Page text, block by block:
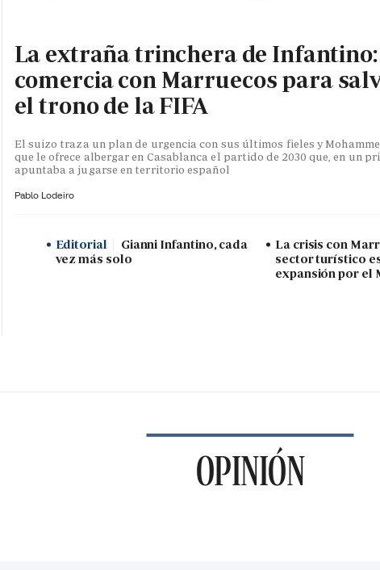
La extraña trinchera de Infantino:
comercia con Marruecos para
el trono de la FIFA
El suizo traza un plan de urgencia con sus últimos fieles y
que le ofrece albergar en Casablanca el partido de 2030 que, en un
apuntaba a jugarse en territorio español
Pablo Lodeiro
Editorial
Gianni Infantino, cada
vez más solo
La crisis con
sector turístico
expansión por el
OPINIÓN